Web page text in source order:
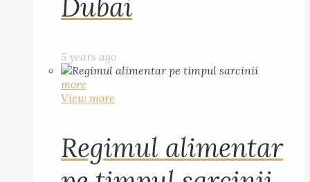
Dubai
5 years ago
more
View more
Regimul alimentar